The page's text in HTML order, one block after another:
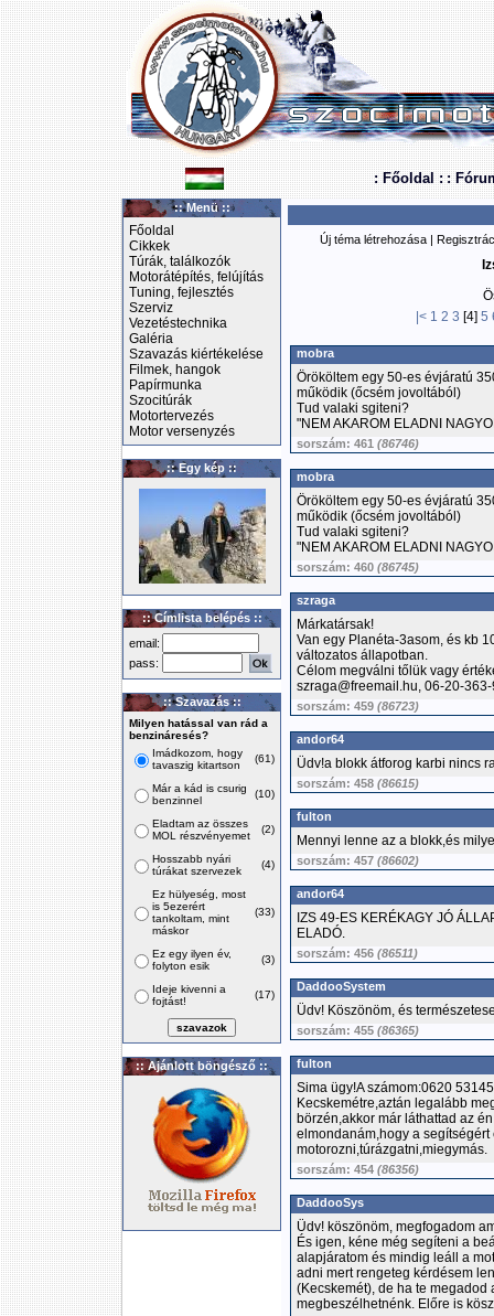
: Főoldal : :
:: Menü ::
Főoldal
Cikkek
Túrák, találkozók
Motorátépítés, felújítás
Tuning, fejlesztés
Szerviz
Vezetéstechnika
Galéria
Szavazás kiértékelése
Filmek, hangok
Papírmunka
Szocitúrák
Motortervezés
Motor versenyzés
:: Egy kép ::
:: Címlista belépés ::
email:
pass:
:: Szavazás ::
Milyen hatással van rád a
benzináresés?
Imádkozom, hogy
tavaszig kitartson
(61)
Már a kád is csurig
benzinnel
(10)
Eladtam az összes
MOL részvényemet
(2)
Hosszabb nyári
túrákat szervezek
(4)
Ez hülyeség, most
is 5ezerért
tankoltam, mint
máskor
(33)
Ez egy ilyen év,
folyton esik
(3)
Ideje kivenni a
fojtást!
(17)
:: Ajánlott böngésző ::
Új téma létrehozása |
|< 1 2 3 [4] 5
mobra
Örököltem egy 50-es évjáratú
működik (őcsém jovoltából)
Tud valaki sgiteni?
"NEM AKAROM ELADNI
sorszám: 461 (86746)
mobra
Örököltem egy 50-es évjáratú
működik (őcsém jovoltából)
Tud valaki sgiteni?
"NEM AKAROM ELADNI
sorszám: 460 (86745)
szraga
Márkatársak!
Van egy Planéta-3asom, és kb
változatos állapotban.
Célom megválni tőlük vagy
szraga@freemail.hu, 06-20-
sorszám: 459 (86723)
andor64
Üdv!a blokk átforog karbi nincs
sorszám: 458 (86615)
fulton
Mennyi lenne az a blokk,és
sorszám: 457 (86602)
andor64
IZS 49-ES KERÉKAGY JÓ
ELADÓ.
sorszám: 456 (86511)
DaddooSystem
Üdv! Köszönöm, és
sorszám: 455 (86365)
fulton
Sima ügy!A számom:0620
Kecskemétre,aztán legalább
börzén,akkor már láthattad az
elmondanám,hogy a
motorozni,túrázgatni,miegymás.
sorszám: 454 (86356)
DaddooSys
Üdv! köszönöm, megfogadom
És igen, kéne még segíteni a
alapjáratom és mindig leáll a
adni mert rengeteg kérdésem
(Kecskemét), de ha te
megbeszélhetnénk. Előre is